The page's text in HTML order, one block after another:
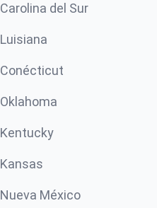
Carolina del Sur
Luisiana
Conécticut
Oklahoma
Kentucky
Kansas
Nueva México